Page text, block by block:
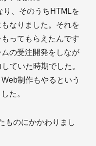
り、そのうちHTMLを
なりました。それを
ってもらえたんです
の受注開発をしなが
ていた時期でした。
制作もやるという
た。
ものにかかわりまし